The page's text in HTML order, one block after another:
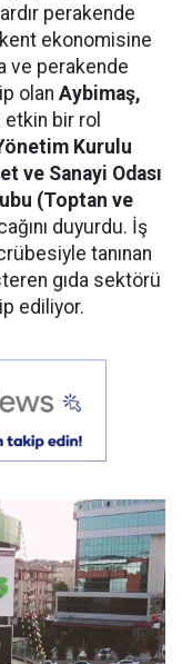
perakende
ekonomisine
ve perakende
olan Aybimaş,
bir rol
Kurulu
ve Sanayi Odası
(Toptan ve
duyurdu. İş
tanınan
gıda sektörü
ediliyor.